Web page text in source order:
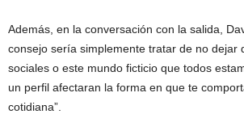
Además, en la conversación con la salida,
consejo sería simplemente tratar de no dejar
sociales o este mundo ficticio que todos
un perfil afectaran la forma en que te
cotidiana”.